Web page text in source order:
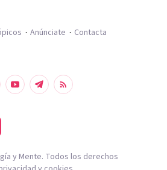
Anúnciate Contacta
y Mente. Todos los derechos